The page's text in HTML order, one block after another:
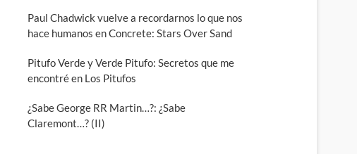
Paul Chadwick vuelve a recordarnos lo que nos
hace humanos en Concrete: Stars Over Sand
Pitufo Verde y Verde Pitufo: Secretos que me
encontré en Los Pitufos
¿Sabe George RR Martin…?: ¿Sabe
Claremont…? (II)